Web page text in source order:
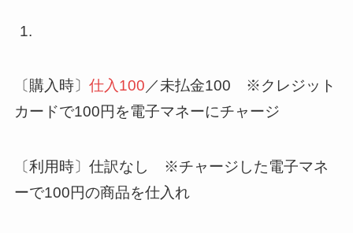
〔購入時〕 仕入100 ／未払金100 ※クレジット
カードで100円を電子マネーにチャージ
〔利用時〕仕訳なし ※チャージした電子マネ
ーで100円の商品を仕入れ